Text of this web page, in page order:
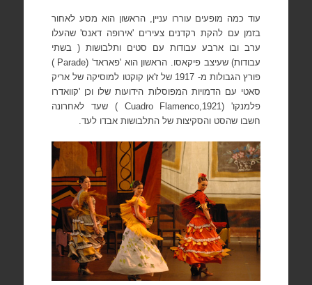
עוד כמה מופעים עוררו עניין, הראשון הוא מסע לאחור
בזמן עם להקת רקדנים צעירים 'אירופה דאנס' שהעלו
ערב ובו ארבע עבודות עם סטים ותלבושות ( בשתי
עבודות) שעיצב פיקאסו. הראשון הוא 'פאראד' (Parade
)
פורץ הגבולות מ- 1917 של ז'אן קוקטו למוסיקה של אריק
סאטי עם הדמויות המפוסלות הידועות שלו וכן 'קוואדרו
פלמנקו' (Cuadro Flamenco,1921
)
שעד לאחרונה
חשבו שהסט והסקיצות של התלבושות אבדו לעד.